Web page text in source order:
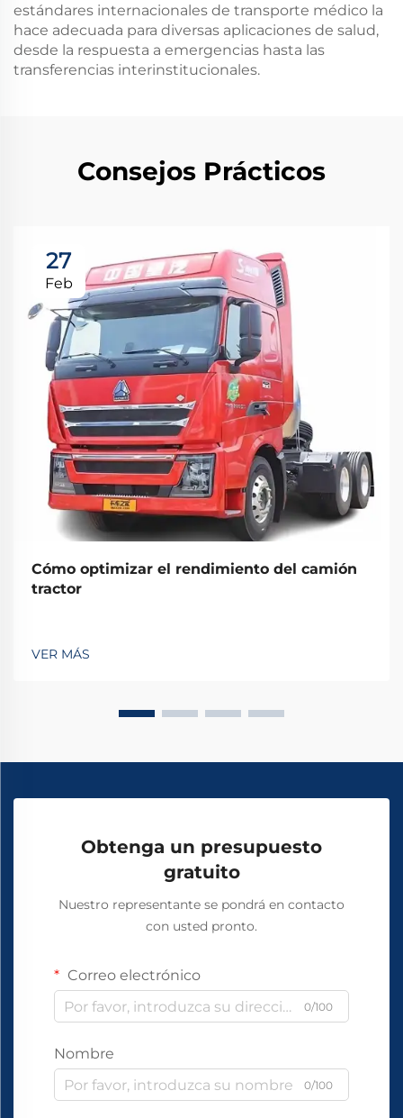
estándares internacionales de transporte médico la
hace adecuada para diversas aplicaciones de salud,
desde la respuesta a emergencias hasta las
transferencias interinstitucionales.
Consejos Prácticos
27
Feb
Cómo optimizar el rendimiento del camión
tractor
VER MÁS
Obtenga un presupuesto
gratuito
Nuestro representante se pondrá en contacto
con usted pronto.
Correo electrónico
0/100
Nombre
0/100